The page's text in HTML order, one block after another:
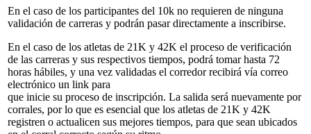
En el caso de los participantes del 10k no requieren de ninguna
validación de carreras y podrán pasar directamente a inscribirse.
En el caso de los atletas de 21K y 42K el proceso de verificación
de las carreras y sus respectivos tiempos, podrá tomar hasta 72
horas hábiles, y una vez validadas el corredor recibirá vía correo
electrónico un link para
que inicie su proceso de inscripción. La salida será nuevamente por
corrales, por lo que es esencial que los atletas de 21K y 42K
registren o actualicen sus mejores tiempos, para que sean ubicados